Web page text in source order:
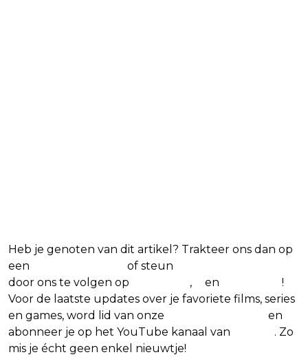
Heb je genoten van dit artikel? Trakteer ons dan op
een
of steun
door ons te volgen op
, en
!
Voor de laatste updates over je favoriete films, series
en games, word lid van onze
en
abonneer je op het YouTube kanaal van
. Zo
mis je écht geen enkel nieuwtje!